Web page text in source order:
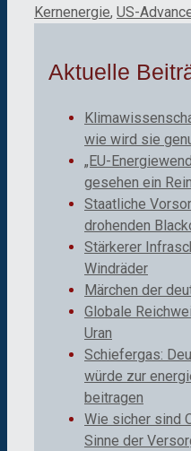
Kernenergie, US-
Aktuelle
wie wird sie
„EU-
gesehen ein
Staatliche
drohenden
Stärkerer
Windräder
Märchen der
Globale
Uran
Schiefergas:
würde zur
beitragen
Wie sicher sind
Sinne der